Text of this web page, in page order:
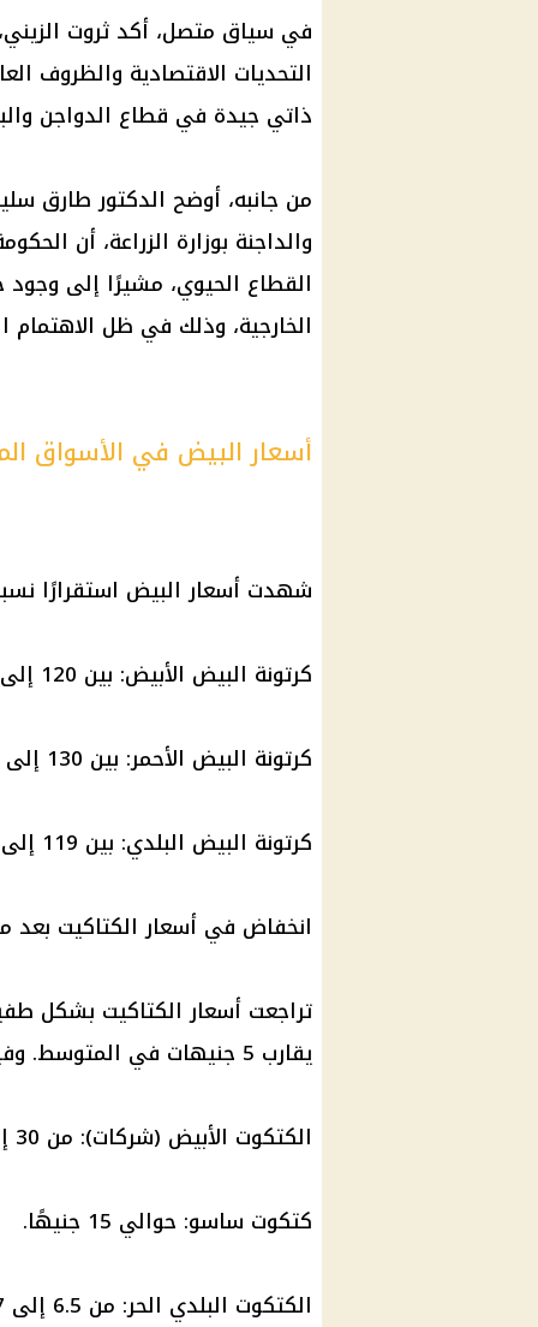
في سياق متصل، أكد ثروت
التحديات الاقتصادية والظروف
ذاتي جيدة في قطاع الدواجن
من جانبه، أوضح الدكتور طارق
والداجنة بوزارة الزراعة، أن
القطاع الحيوي، مشيرًا إلى
الخارجية، وذلك في ظل الاهتمام
أسعار البيض في الأسواق
شهدت أسعار البيض استقرارًا
كرتونة البيض الأبيض: بين 120 إلى 130 جنيهًا.
كرتونة البيض الأحمر: بين 130 إلى 135 جنيهًا.
كرتونة البيض البلدي: بين 119 إلى 120 جنيهًا.
انخفاض في أسعار الكتاكيت بعد
تراجعت أسعار الكتاكيت بشكل
يقارب 5 جنيهات في المتوسط. وفيما يلي أبرز
الكتكوت الأبيض (شركات): من 30 إلى 35 جنيهًا.
كتكوت ساسو: حوالي 15 جنيهًا.
الكتكوت البلدي الحر: من 6.5 إلى 7 جنيهات.